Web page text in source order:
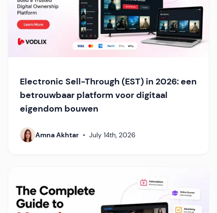
Electronic Sell-Through (EST) in 2026: een
betrouwbaar platform voor digitaal
eigendom bouwen
Amna Akhtar • July 14th, 2026